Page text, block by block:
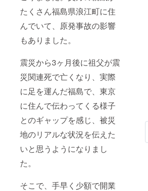
たくさん福島県浪江町に住
んでいて、原発事故の影響
もありました。
震災から3ヶ月後に祖父が震
災関連死で亡くなり、実際
に足を運んだ福島で、東京
に住んで伝わってくる様子
とのギャップを感じ、被災
地のリアルな状況を伝えた
いと思うようになりまし
た。
そこで、手早く少額で開業